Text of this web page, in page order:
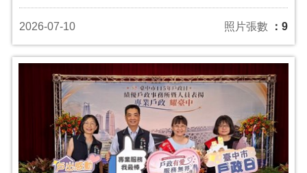
2026-07-10 照片張數 ：9